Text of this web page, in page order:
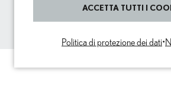
ACCETTA TUTTI I
Politica di protezione dei dati•